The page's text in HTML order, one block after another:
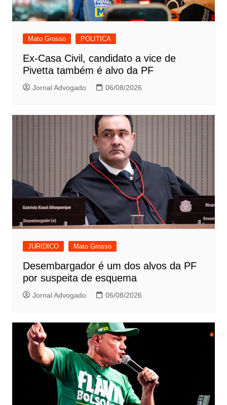
Mato Grosso POLITICA
Ex-Casa Civil, candidato a vice de
Pivetta também é alvo da PF
Jornal Advogado 06/08/2026
JURIDICO Mato Grosso
Desembargador é um dos alvos da PF
por suspeita de esquema
Jornal Advogado 06/08/2026